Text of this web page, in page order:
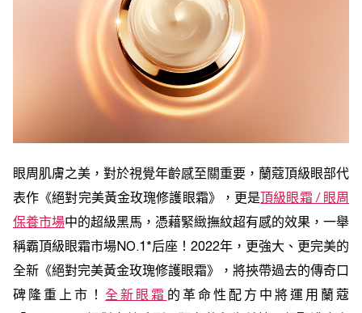
眼周肌膚之美，對於視覺年齡感至關重要，蘭蔻頂級眼部代
表作《絕對完美黃金玫瑰修護眼霜》，更是 頂級眼霜 / 眼周
保養市場中的超級黑馬，憑藉緊緻撫紋超有感的效果，一舉
稱霸頂級眼霜市場NO.1*后座！2022年，更強大、更完美的
全新《絕對完美黃金玫瑰修護眼霜》，將挾帶過去的傳奇口
碑隆重上市！全新眼霜 的革命性配方中將運用蘭蔻